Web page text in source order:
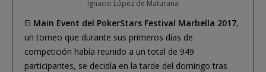
Ignacio López de Maturana
El Main Event del PokerStars Festival Marbella 2017,
un torneo que durante sus primeros días de
competición había reunido a un total de 949
participantes, se decidía en la tarde del domingo tras